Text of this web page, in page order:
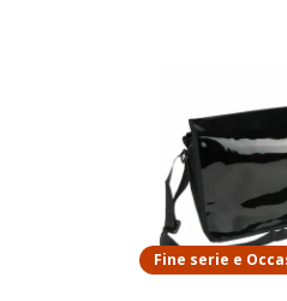
Fine serie e